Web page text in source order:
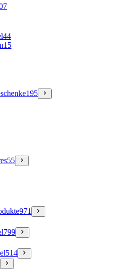
44
15
195
55
971
799
514